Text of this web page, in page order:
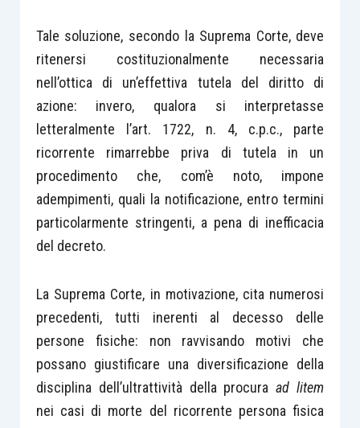
Tale soluzione, secondo la Suprema Corte, deve
ritenersi costituzionalmente necessaria
nell’ottica di un’effettiva tutela del diritto di
azione: invero, qualora si interpretasse
letteralmente l’art. 1722, n. 4, c.p.c., parte
ricorrente rimarrebbe priva di tutela in un
procedimento che, com’è noto, impone
adempimenti, quali la notificazione, entro termini
particolarmente stringenti, a pena di inefficacia
del decreto.
La Suprema Corte, in motivazione, cita numerosi
precedenti, tutti inerenti al decesso delle
persone fisiche: non ravvisando motivi che
possano giustificare una diversificazione della
disciplina dell’ultrattività della procuraad litem
nei casi di morte del ricorrente persona fisica